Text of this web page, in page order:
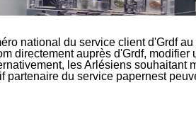
national du service client d'Grdf
directement auprès d'Grdf, modifier
les Arlésiens souhaitant
du service papernest